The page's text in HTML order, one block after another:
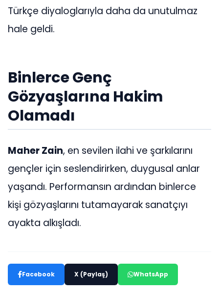
Türkçe diyaloglarıyla daha da unutulmaz
hale geldi.
Binlerce Genç
Gözyaşlarına Hakim
Olamadı
Maher Zain, en sevilen ilahi ve şarkılarını
gençler için seslendirirken, duygusal anlar
yaşandı. Performansın ardından binlerce
kişi gözyaşlarını tutamayarak sanatçıyı
ayakta alkışladı.
Facebook X (Paylaş) WhatsApp